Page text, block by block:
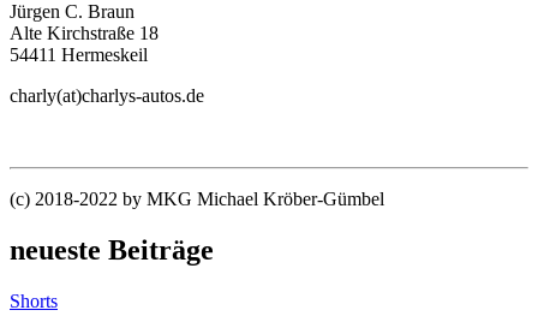
Jürgen C. Braun
Alte Kirchstraße 18
54411 Hermeskeil
charly(at)charlys-autos.de
(c) 2018-2022 by MKG Michael Kröber-Gümbel
neueste Beiträge
Shorts